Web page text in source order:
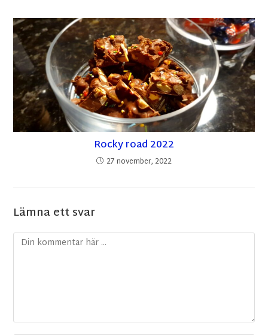
Rocky road 2022
27 november, 2022
Lämna ett svar